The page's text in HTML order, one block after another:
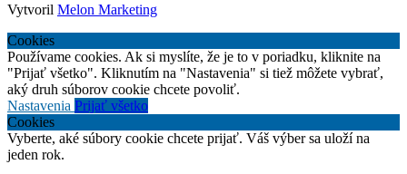
Vytvoril Melon Marketing
Cookies
Používame cookies. Ak si myslíte, že je to v poriadku, kliknite na
"Prijať všetko". Kliknutím na "Nastavenia" si tiež môžete vybrať,
aký druh súborov cookie chcete povoliť.
Nastavenia Prijať všetko
Cookies
Vyberte, aké súbory cookie chcete prijať. Váš výber sa uloží na
jeden rok.